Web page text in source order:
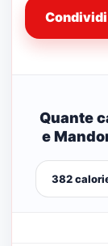
Quante
e
382